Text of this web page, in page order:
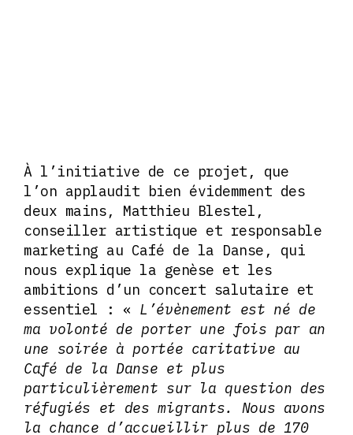
À l’initiative de ce projet, que
l’on applaudit bien évidemment des
deux mains, Matthieu Blestel,
conseiller artistique et responsable
marketing au Café de la Danse, qui
nous explique la genèse et les
ambitions d’un concert salutaire et
essentiel : « L’évènement est né de
ma volonté de porter une fois par an
une soirée à portée caritative au
Café de la Danse et plus
particulièrement sur la question des
réfugiés et des migrants. Nous avons
la chance d’accueillir plus de 170